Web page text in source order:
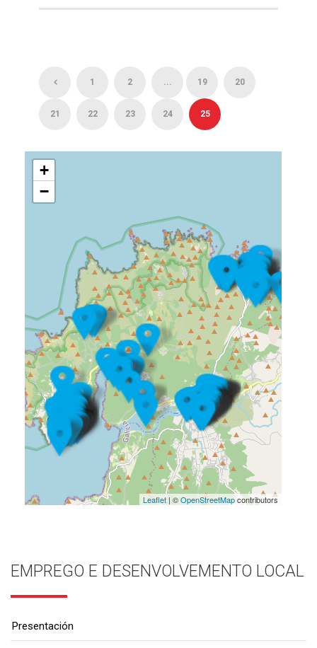
1 2 ... 19 20
21 22 23 24 25
+
−
Leaflet| ©OpenStreetMapcontributors
EMPREGO E DESENVOLVEMENTO LOCAL
Presentación